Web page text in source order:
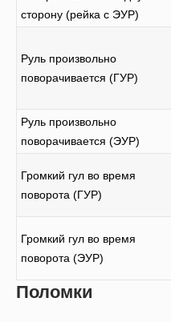
сторону (рейка с ЭУР)
Руль произвольно
поворачивается (ГУР)
Руль произвольно
поворачивается (ЭУР)
Громкий гул во время
поворота (ГУР)
Громкий гул во время
поворота (ЭУР)
Поломки